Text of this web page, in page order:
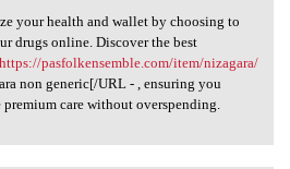
your health and wallet by choosing to
drugs online. Discover the best
pasfolkensemble.com/item/nizagara/
non generic[/URL - , ensuring you
premium care without overspending.